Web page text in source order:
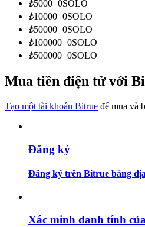
Trở thành Nhà giao dịch Sao
Tận hưởng chia sẻ lợi nhuận
Thông tin
Phân tích dữ liệu lớn bao gồm
₺5000=0SOLO
₺10000=0SOLO
₺50000=0SOLO
₺100000=0SOLO
₺500000=0SOLO
Mua tiền điện tử với
Tạo một tài khoản Bitrue để mua và
Đăng ký
Đăng ký trên Bitrue bằng
Xác minh danh tính